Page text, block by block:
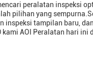
peralatan inspeksi
pilihan yang
inspeksi tampilan baru,
AOI Peralatan hari